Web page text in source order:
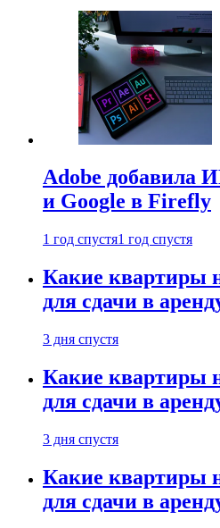
Adobe добавила
и Google в Firefly
1 год спустя1 год спустя
Какие квартиры
для сдачи в
3 дня спустя
Какие квартиры
для сдачи в
3 дня спустя
Какие квартиры
для сдачи в